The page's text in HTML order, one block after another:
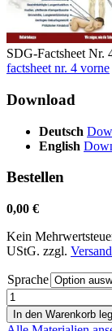
SDG-Factsheet Nr.
factsheet nr. 4 vorne
Download
Deutsch
English
Bestellen
0,00 €
Kein
UStG. zzgl.
Sprache
SDG-
Factsheet
Tabak
In den Warenkorb